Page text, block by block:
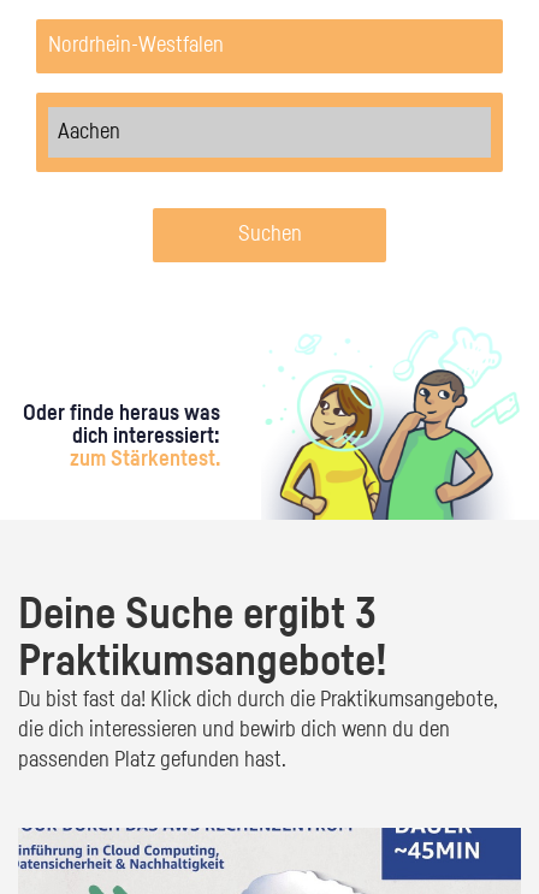
Suchen
Oder finde heraus was
dich interessiert:
zum Stärkentest.
Deine Suche ergibt 3
Praktikumsangebote!
Du bist fast da! Klick dich durch die Praktikumsangebote,
die dich interessieren und bewirb dich wenn du den
passenden Platz gefunden hast.